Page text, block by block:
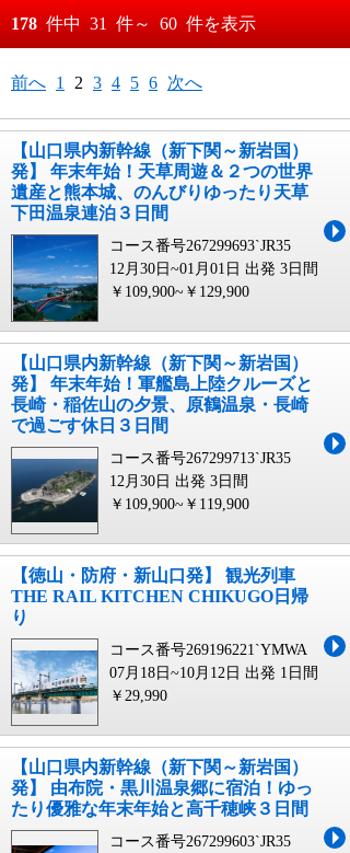
月
月 日
おすすめ順
料金が高い順
178 件中 31 件～ 60 件を表示
前へ 1 2 3 4 5 6 次へ
【山口県内新幹線（新下関～新岩国）
発】 年末年始！天草周遊＆２つの世界
遺産と熊本城、のんびりゆったり天草
下田温泉連泊３日間
コース番号267299693`JR35
12月30日~01月01日 出発 3日間
￥109,900~￥129,900
【山口県内新幹線（新下関～新岩国）
発】 年末年始！軍艦島上陸クルーズと
長崎・稲佐山の夕景、原鶴温泉・長崎
で過ごす休日３日間
コース番号267299713`JR35
12月30日 出発 3日間
￥109,900~￥119,900
【徳山・防府・新山口発】 観光列車
THE RAIL KITCHEN CHIKUGO日帰
り
コース番号269196221`YMWA
07月18日~10月12日 出発 1日間
￥29,990
【山口県内新幹線（新下関～新岩国）
発】 由布院・黒川温泉郷に宿泊！ゆっ
たり優雅な年末年始と高千穂峡３日間
コース番号267299603`JR35